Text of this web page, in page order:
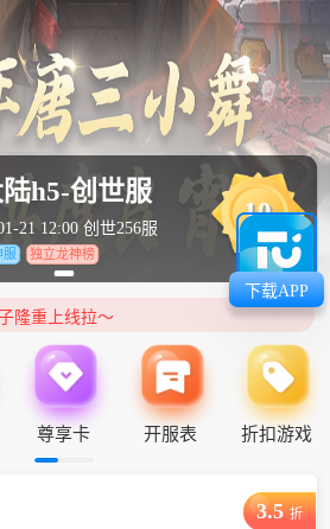
h5-创世服
21 12:00 创世256服
服 独立龙神榜
10
隆重上线拉～
尊享卡 开服表 折扣游戏
3.5 折
下载APP